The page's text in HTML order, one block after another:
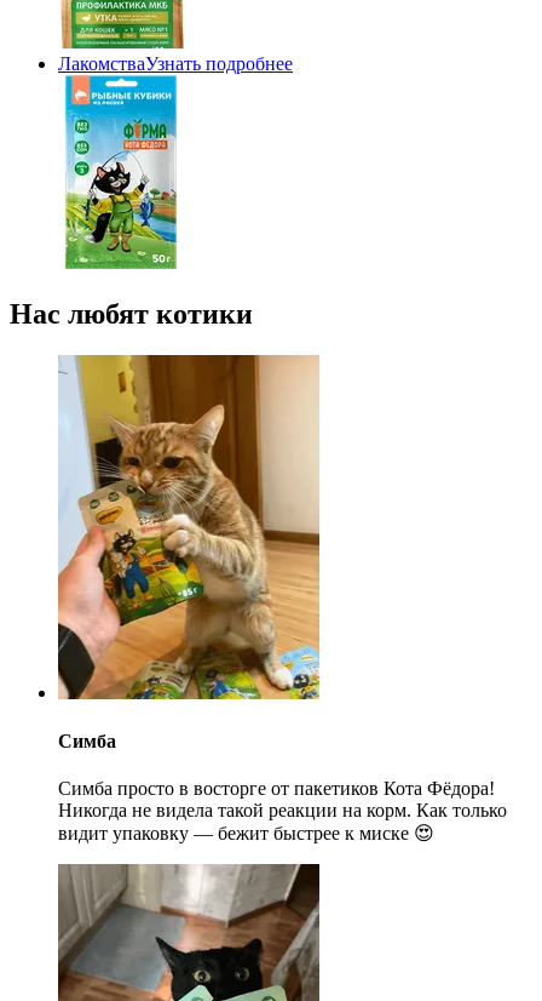
ЛакомстваУзнать подробнее
Нас любят котики
Симба
Симба просто в восторге от пакетиков Кота Фёдора!
Никогда не видела такой реакции на корм. Как только
видит упаковку — бежит быстрее к миске 😍